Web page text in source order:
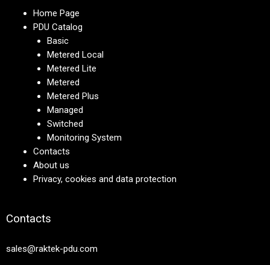
Home Page
PDU Catalog
Basic
Metered Local
Metered Lite
Metered
Metered Plus
Managed
Switched
Monitoring System
Contacts
About us
Privacy, cookies and data protection
Contacts
sales@raktek-pdu.com